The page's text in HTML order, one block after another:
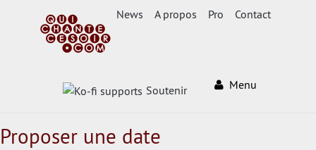
News A propos Pro Contact
Soutenir Menu
Proposer une date